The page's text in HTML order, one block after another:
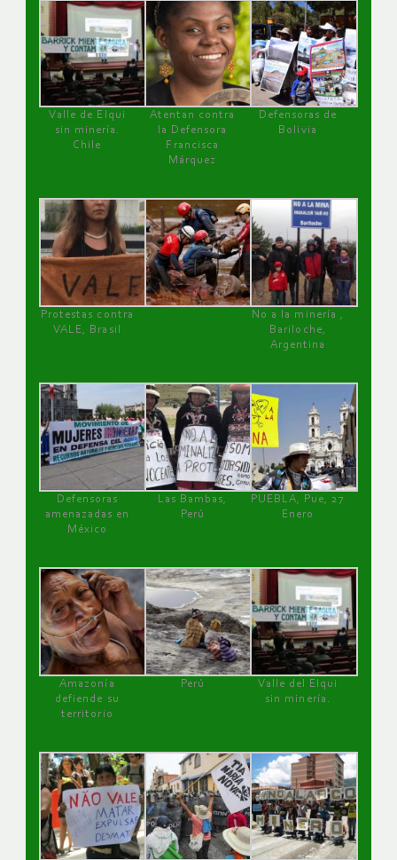
Valle de Elqui
sin minería.
Chile
Atentan contra
la Defensora
Francisca
Márquez
Defensoras de
Bolivia
Protestas contra
VALE, Brasil
No a la minería ,
Bariloche,
Argentina
Defensoras
amenazadas en
México
Las Bambas,
Perú
PUEBLA, Pue, 27
Enero
Amazonía
defiende su
territorio
Perú
Valle del Elqui
sin minería.